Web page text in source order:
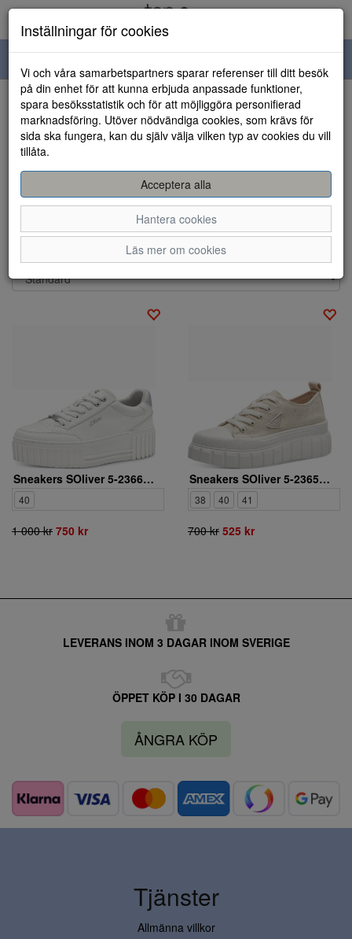
navigation
Visa filter
Varumärke: S oliver
Rensa
S Oliver
Hitta ett stort sortiment av skor från S Oliver hos
Topshoes.se
Sneakers SOliver 5-23662-42/100
40
1 000 kr 750 kr
Sneakers SOliver 5-23655-42/400
38 40 41
700 kr 525 kr
LEVERANS INOM 3 DAGAR INOM SVERIGE
ÖPPET KÖP I 30 DAGAR
ÅNGRA KÖP
Inställningar för cookies
Vi och våra samarbetspartners sparar referenser till ditt besök
på din enhet för att kunna erbjuda anpassade funktioner,
spara besöksstatistik och för att möjliggöra personifierad
marknadsföring. Utöver nödvändiga cookies, som krävs för
sida ska fungera, kan du själv välja vilken typ av cookies du vill
tillåta.
Acceptera alla
Hantera cookies
Läs mer om cookies
Tjänster
Allmänna villkor